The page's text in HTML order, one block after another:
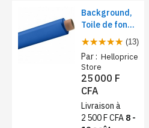
Background,
Toile de fond
papier pour
studio photo -
Rose foncé
(13)
Par : Helloprice
Store
25 000 F
CFA
Livraison à
2 500 F CFA 8 -